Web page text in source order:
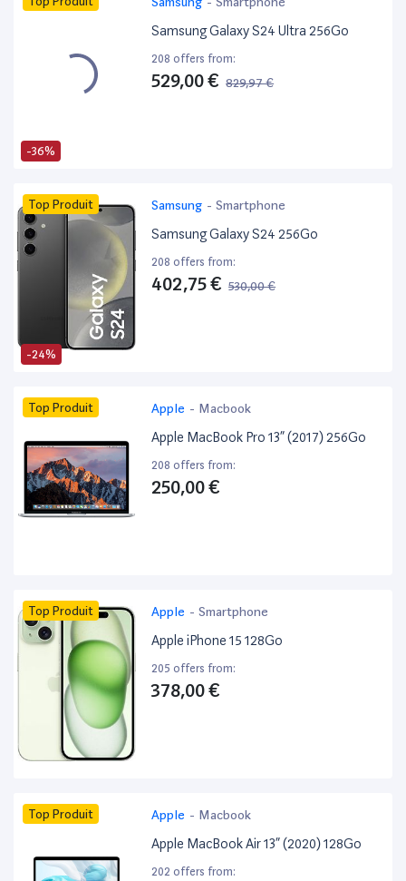
-36%
Samsung Galaxy S24 Ultra 256Go
208 offers from:
529,00 € 829,97 €
-24%
Top Produit Samsung - Smartphone
Samsung Galaxy S24 256Go
208 offers from:
402,75 € 530,00 €
Top Produit Apple - Macbook
Apple MacBook Pro 13” (2017) 256Go
208 offers from:
250,00 €
Top Produit Apple - Smartphone
Apple iPhone 15 128Go
205 offers from:
378,00 €
Top Produit Apple - Macbook
Apple MacBook Air 13” (2020) 128Go
202 offers from: